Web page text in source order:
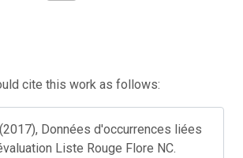
cite this work as follows:
Données d'occurrences liées
Liste Rouge Flore NC.